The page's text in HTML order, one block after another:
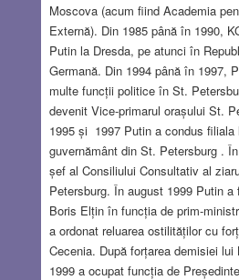
Moscova (acum fiind Academia
Externă). Din 1985 până în 1990,
Putin la Dresda, pe atunci în
Germană. Din 1994 până în 1997,
multe funcții politice în St.
devenit Vice-primarul orașului St.
1995 și 1997 Putin a condus filiala
guvernământ din St. Petersburg .
șef al Consiliului Consultativ al
Petersburg. În august 1999 Putin
Boris Elțin în funcția de prim-
a ordonat reluarea ostilităților cu
Cecenia. După forțarea demisiei
1999 a ocupat funcția de